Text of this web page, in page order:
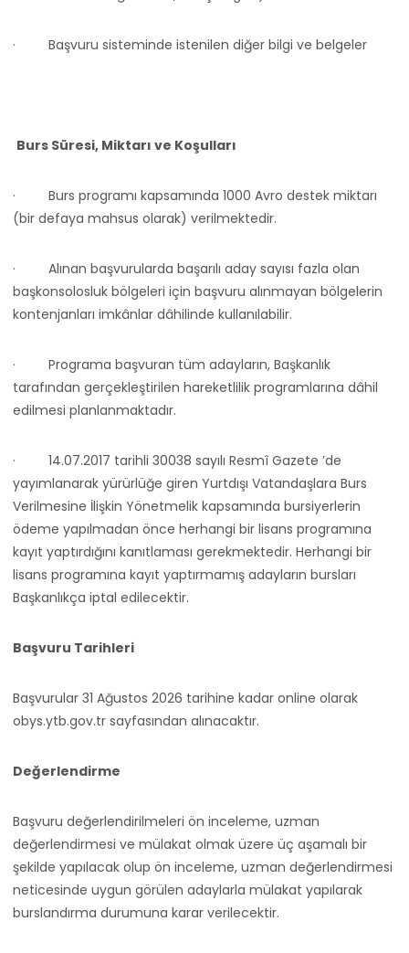
· Başvuru sisteminde istenilen diğer bilgi ve belgeler
Burs Süresi, Miktarı ve Koşulları
· Burs programı kapsamında 1000 Avro destek miktarı
(bir defaya mahsus olarak) verilmektedir.
· Alınan başvurularda başarılı aday sayısı fazla olan
başkonsolosluk bölgeleri için başvuru alınmayan bölgelerin
kontenjanları imkânlar dâhilinde kullanılabilir.
· Programa başvuran tüm adayların, Başkanlık
tarafından gerçekleştirilen hareketlilik programlarına dâhil
edilmesi planlanmaktadır.
· 14.07.2017 tarihli 30038 sayılı Resmî Gazete ’de
yayımlanarak yürürlüğe giren Yurtdışı Vatandaşlara Burs
Verilmesine İlişkin Yönetmelik kapsamında bursiyerlerin
ödeme yapılmadan önce herhangi bir lisans programına
kayıt yaptırdığını kanıtlaması gerekmektedir. Herhangi bir
lisans programına kayıt yaptırmamış adayların bursları
Başkanlıkça iptal edilecektir.
Başvuru Tarihleri
Başvurular 31 Ağustos 2026 tarihine kadar online olarak
obys.ytb.gov.tr sayfasından alınacaktır.
Değerlendirme
Başvuru değerlendirilmeleri ön inceleme, uzman
değerlendirmesi ve mülakat olmak üzere üç aşamalı bir
şekilde yapılacak olup ön inceleme, uzman değerlendirmesi
neticesinde uygun görülen adaylarla mülakat yapılarak
burslandırma durumuna karar verilecektir.